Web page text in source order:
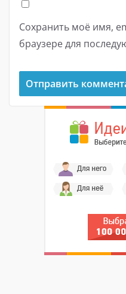
Сохранить моё имя,
браузере для